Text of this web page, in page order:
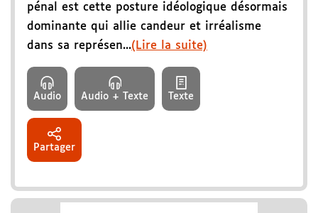
pénal est cette posture idéologique désormais
dominante qui allie candeur et irréalisme
dans sa représen...(Lire la suite)
Audio Audio + Texte Texte
Partager